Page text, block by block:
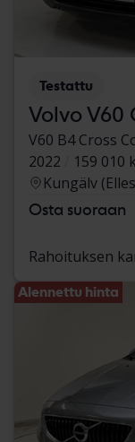
Testattu
Volvo V60
V60 B4 Cross
2022
159 010
Kungälv
Osta suoraan
Rahoituksen
Alennettu hinta